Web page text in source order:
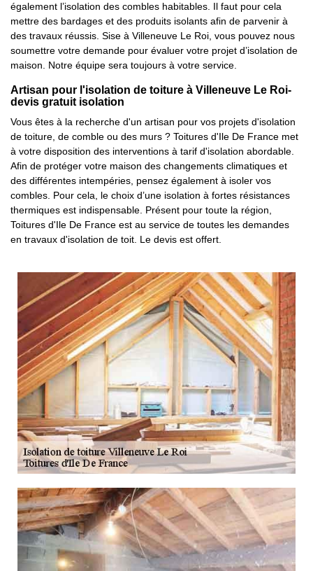
également l’isolation des combles habitables. Il faut pour cela
mettre des bardages et des produits isolants afin de parvenir à
des travaux réussis. Sise à Villeneuve Le Roi, vous pouvez nous
soumettre votre demande pour évaluer votre projet d’isolation de
maison. Notre équipe sera toujours à votre service.
Artisan pour l'isolation de toiture à Villeneuve Le Roi-
devis gratuit isolation
Vous êtes à la recherche d'un artisan pour vos projets d'isolation
de toiture, de comble ou des murs ? Toitures d'Ile De France met
à votre disposition des interventions à tarif d'isolation abordable.
Afin de protéger votre maison des changements climatiques et
des différentes intempéries, pensez également à isoler vos
combles. Pour cela, le choix d’une isolation à fortes résistances
thermiques est indispensable. Présent pour toute la région,
Toitures d'Ile De France est au service de toutes les demandes
en travaux d'isolation de toit. Le devis est offert.